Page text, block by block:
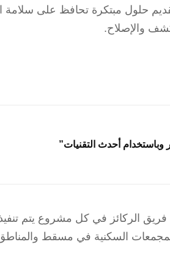
حلول مبتكرة تحافظ على سلامة
والإصلاح.
أحدث التقنيات”
الركائز في كل مشروع يتم
السكنية في مسقط